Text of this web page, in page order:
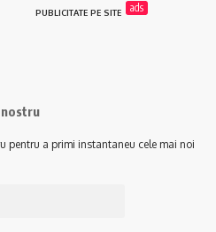
PUBLICITATE PE SITE ads
pentru a primi instantaneu cele mai noi